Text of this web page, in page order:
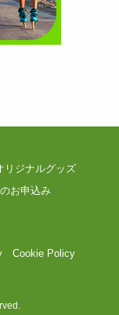
リジナルグッズ
お申込み
Cookie Policy